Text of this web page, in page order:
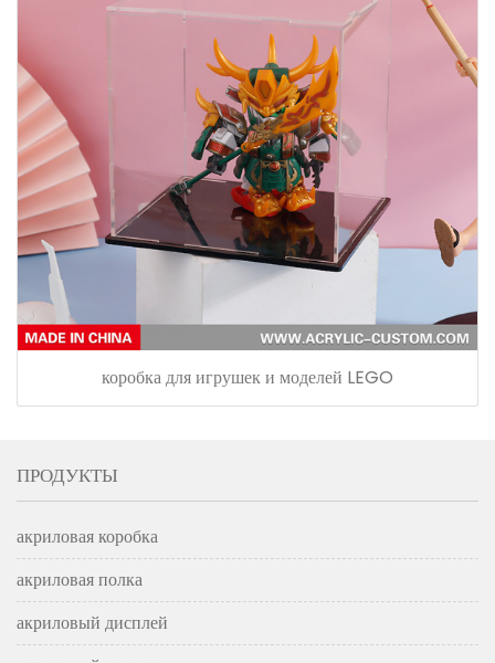
коробка для игрушек и моделей LEGO
ПРОДУКТЫ
акриловая коробка
акриловая полка
акриловый дисплей